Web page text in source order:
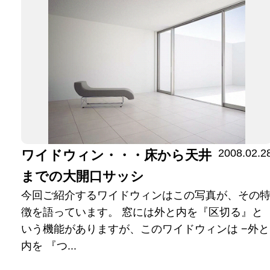
ワイドウィン・・・床から天井
までの大開口サッシ
今回ご紹介するワイドウィンはこの写真が、その
徴を語っています。 窓には外と内を『区切る』と
いう機能がありますが、このワイドウィンは −外と
内を 『つ...